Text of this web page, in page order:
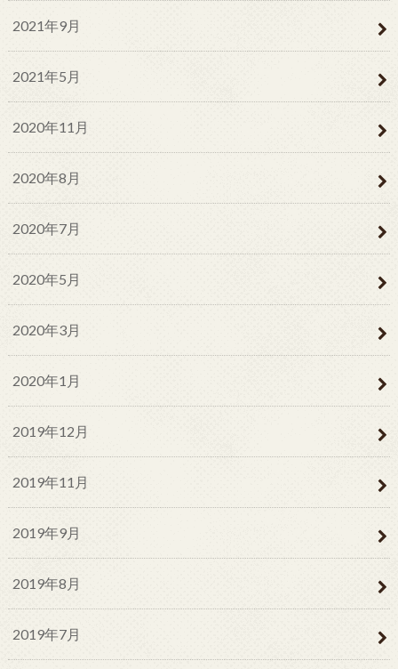
2021年9月
2021年5月
2020年11月
2020年8月
2020年7月
2020年5月
2020年3月
2020年1月
2019年12月
2019年11月
2019年9月
2019年8月
2019年7月